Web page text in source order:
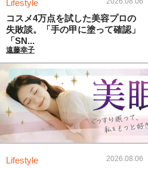
Lifestyle
コスメ4万点を試した美容プロの
失敗談。「手の甲に塗って確認」
「SN...
遠藤幸子
Lifestyle 2026.08.06